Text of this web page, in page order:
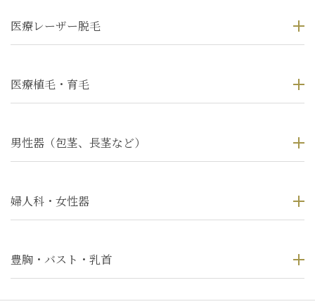
医療レーザー脱毛
医療植毛・育毛
男性器（包茎、長茎など）
婦人科・女性器
豊胸・バスト・乳首